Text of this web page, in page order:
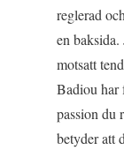
reglerad
en baksida.
motsatt
Badiou har
passion du
betyder att